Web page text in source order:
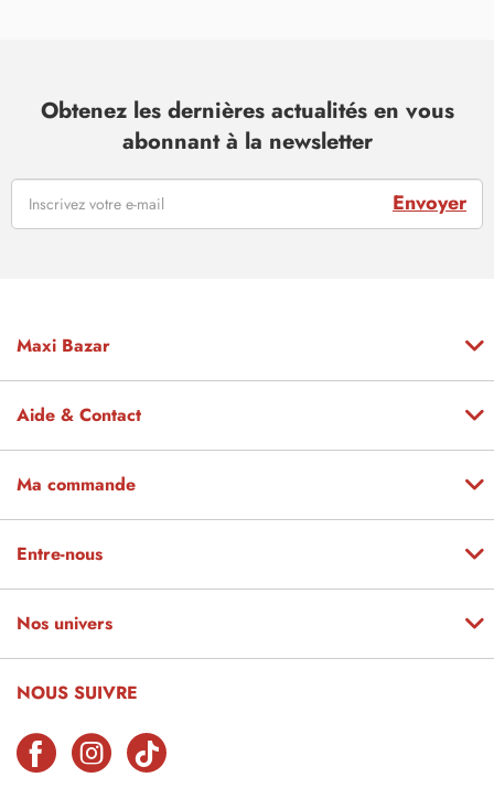
Obtenez les dernières actualités en vous
abonnant à la newsletter
Envoyer
Maxi Bazar
Aide & Contact
Ma commande
Entre-nous
Nos univers
NOUS SUIVRE